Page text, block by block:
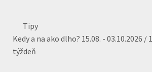
Tipy
Kedy a na ako dlho? 15.08. - 03.10.2026 / 1
týždeň